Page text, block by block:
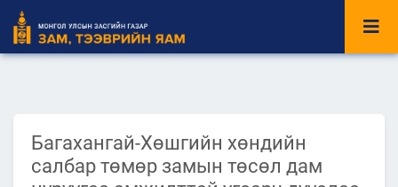
Багахангай-Хөшгийн хөндийн
салбар төмөр замын төсөл дам